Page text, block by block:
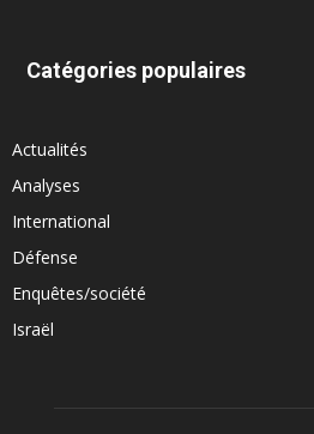
Catégories populaires
Actualités
Analyses
International
Défense
Enquêtes/société
Israël